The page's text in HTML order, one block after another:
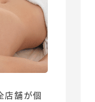
店舗が個